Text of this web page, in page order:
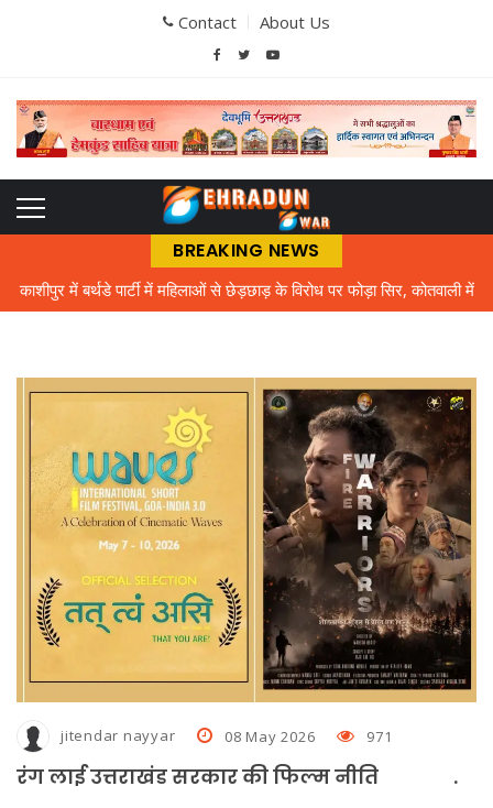
Contact About Us
BREAKING NEWS
काशीपुर में बर्थडे पार्टी में महिलाओं से छेड़छाड़ के विरोध पर फोड़ा सिर, कोतवाली में
बिल चुकाने पर तो बिजली मिल नहीं रही, मुफ्त में क्या देंगे, गर्मी में बत्ती गुल होने से
लोग आक्रोशित
एमबीपीजी कॉलेज में प्रवेश परीक्षा की तैयारियां तेज, ऑनलाइन पंजीकरण के साथ
जमा होगी हार्ड कॉपी
जघन्य अपराध के आधार पर राजेश गुलाटी की जमानत अर्जी निरस्त
नशे में धुत चालक ने किया 50 यात्रियों की जान से खिलवाड़, पुलिस ने आरोपित को
पकड़ा
हड़ताल पर गए बिजली विभाग के कर्मचारी, गर्मी से लोग परेशान, पानी का भी संकट
बनभूलपुर में एक हजार लोगों को नोटिस देकर जमीन खाली करने को कहा
घर में घुसकर गनप्‍वाइंट पर महिला से दुष्कर्म का प्रयास, शोरा मचाने पर चेन
jitendar nayyar 08 May 2026 971
रंग लाई उत्तराखंड सरकार की फिल्म नीति .